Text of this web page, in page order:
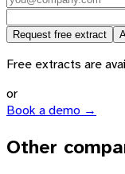
Request free extract
Free extracts are
or
Book a demo →
Other